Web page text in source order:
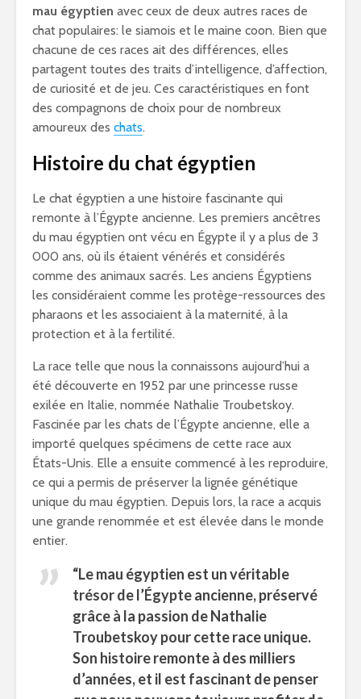
mau égyptien avec ceux de deux autres races de
chat populaires: le siamois et le maine coon. Bien que
chacune de ces races ait des différences, elles
partagent toutes des traits d’intelligence, d’affection,
de curiosité et de jeu. Ces caractéristiques en font
des compagnons de choix pour de nombreux
amoureux des chats.
Histoire du chat égyptien
Le chat égyptien a une histoire fascinante qui
remonte à l’Égypte ancienne. Les premiers ancêtres
du mau égyptien ont vécu en Égypte il y a plus de 3
000 ans, où ils étaient vénérés et considérés
comme des animaux sacrés. Les anciens Égyptiens
les considéraient comme les protège-ressources des
pharaons et les associaient à la maternité, à la
protection et à la fertilité.
La race telle que nous la connaissons aujourd’hui a
été découverte en 1952 par une princesse russe
exilée en Italie, nommée Nathalie Troubetskoy.
Fascinée par les chats de l’Égypte ancienne, elle a
importé quelques spécimens de cette race aux
États-Unis. Elle a ensuite commencé à les reproduire,
ce qui a permis de préserver la lignée génétique
unique du mau égyptien. Depuis lors, la race a acquis
une grande renommée et est élevée dans le monde
entier.
“Le mau égyptien est un véritable
trésor de l’Égypte ancienne, préservé
grâce à la passion de Nathalie
Troubetskoy pour cette race unique.
Son histoire remonte à des milliers
d’années, et il est fascinant de penser